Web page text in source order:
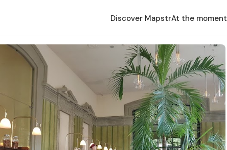
Discover MapstrAt the moment